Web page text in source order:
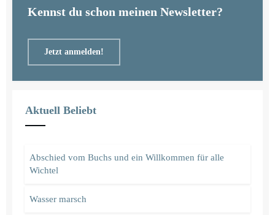
Kennst du schon meinen Newsletter?
Jetzt anmelden!
Aktuell Beliebt
Abschied vom Buchs und ein Willkommen für alle
Wichtel
Wasser marsch